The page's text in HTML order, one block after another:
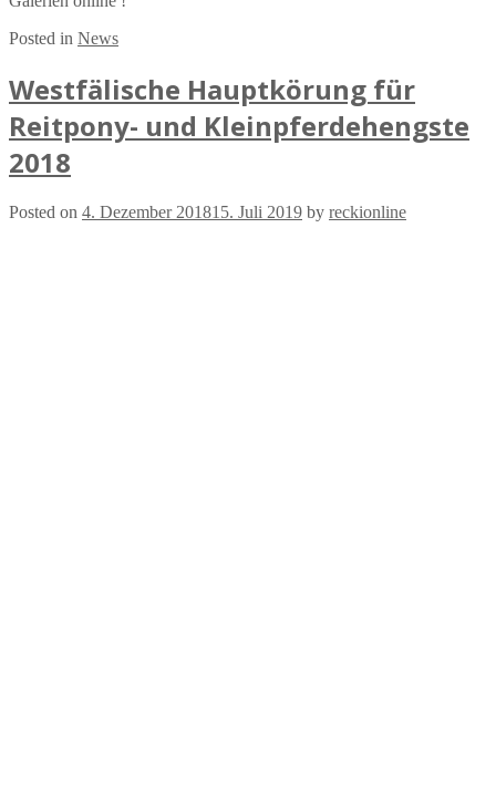
Posted in News
Westfälische Hauptkörung für
Reitpony- und Kleinpferdehengste
2018
Posted on 4. Dezember 201815. Juli 2019 by reckionline